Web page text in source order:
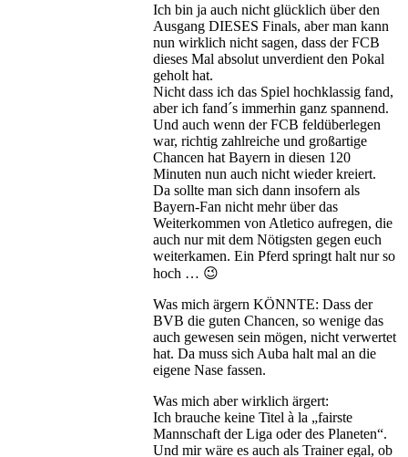
Ich bin ja auch nicht glücklich über den
Ausgang DIESES Finals, aber man kann
nun wirklich nicht sagen, dass der FCB
dieses Mal absolut unverdient den Pokal
geholt hat.
Nicht dass ich das Spiel hochklassig fand,
aber ich fand´s immerhin ganz spannend.
Und auch wenn der FCB feldüberlegen
war, richtig zahlreiche und großartige
Chancen hat Bayern in diesen 120
Minuten nun auch nicht wieder kreiert.
Da sollte man sich dann insofern als
Bayern-Fan nicht mehr über das
Weiterkommen von Atletico aufregen, die
auch nur mit dem Nötigsten gegen euch
weiterkamen. Ein Pferd springt halt nur so
hoch … 😉
Was mich ärgern KÖNNTE: Dass der
BVB die guten Chancen, so wenige das
auch gewesen sein mögen, nicht verwertet
hat. Da muss sich Auba halt mal an die
eigene Nase fassen.
Was mich aber wirklich ärgert:
Ich brauche keine Titel à la „fairste
Mannschaft der Liga oder des Planeten“.
Und mir wäre es auch als Trainer egal, ob